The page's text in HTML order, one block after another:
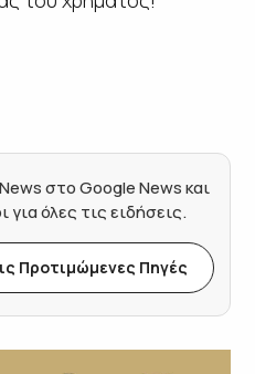
στο Google News και
όλες τις ειδήσεις.
Προτιμώμενες Πηγές